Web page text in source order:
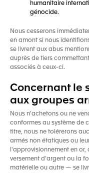
humanitaire
génocide.
Nous cesserons
en amont si nous
se livrent aux abus
auprès de tiers
associés à ceux-ci.
Concernant le
aux groupes
Nous n'achetons ou ne
conformes au système de
titre, nous ne tolérerons
armés non étatiques ou
l'approvisionnement en or,
versement d'argent ou la
matérielle ou autre — se